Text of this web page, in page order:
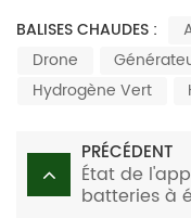
BALISES CHAUDES :
Drone
Hydrogène Vert
PRÉCÉDENT
État de
batteries à